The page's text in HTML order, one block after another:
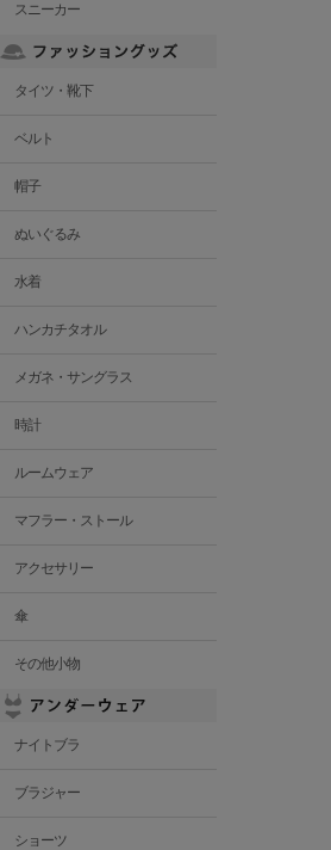
スニーカー
タイツ・靴下
ベルト
帽子
ぬいぐるみ
水着
ハンカチタオル
メガネ・サングラス
時計
ルームウェア
マフラー・ストール
アクセサリー
傘
その他小物
ナイトブラ
ブラジャー
ショーツ